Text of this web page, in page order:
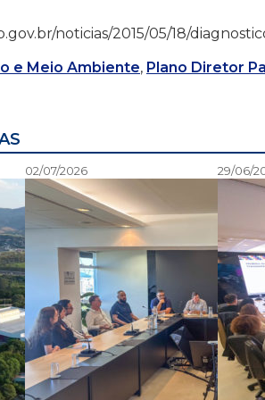
noticias/2015/05/18/
e Meio Ambiente, Plano Diretor
02/07/2026 29/06/